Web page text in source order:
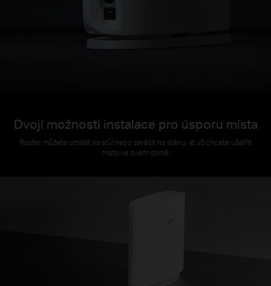
Dvojí možnosti instalace pro úsporu místa
Router můžete umístit na stůl nebo zavěsit na stěnu, ať už chcete ušetřit
místo ve svém domě.